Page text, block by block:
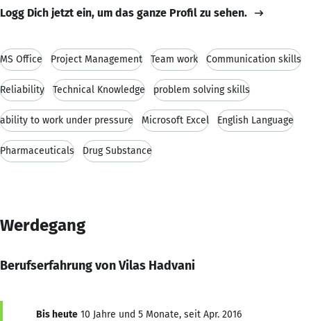
Logg Dich jetzt ein, um das ganze Profil zu sehen.
MS Office Project Management Team work Communication skills
Reliability Technical Knowledge problem solving skills
ability to work under pressure Microsoft Excel English Language
Pharmaceuticals Drug Substance
Werdegang
Berufserfahrung von Vilas Hadvani
Bis heute 10 Jahre und 5 Monate, seit Apr. 2016